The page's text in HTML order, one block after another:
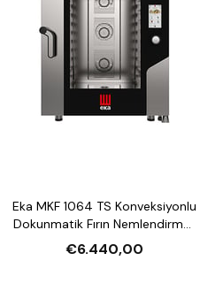
Eka MKF 1064 TS Konveksiyonlu
Dokunmatik Fırın Nemlendirmeli
10 Tepsi Kapasiteli Elektrikli
€6.440,00